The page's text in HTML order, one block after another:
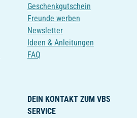
Geschenkgutschein
Freunde werben
Newsletter
Ideen & Anleitungen
FAQ
DEIN KONTAKT ZUM VBS
SERVICE